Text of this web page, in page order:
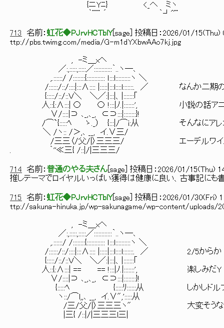
{ニYﾆ} <_へ ミヽ
｀¨¨ ´ ｀┘^¨
713 名前： 虹花◆PJrvHCTblY[ sage ] 投稿日： 2026/01/15(Thu)
ttp://pbs.twimg.com/media/G-m1dYXbwAAo7kj.jpg
, -ミ＿xヘ
／:,:::::,:::::／::::::::::::｀..ヽ―､
,.::::::/ /::::::::{:::::::::::: ｌ:::l::::::::::ヽ ＼
/::::::/::/::::|:::∧:::: |:::::|:::l::::l:::::::. ／ なんか二期の
{:::::/::/::Ｖ＼ ＼／:|:::|、|:::::::｢
人::{:∧:::| 〇 〇 !:::|ﾉ.|:::::::', 小説の話アニメで
∨/::::|⊃ ､_,､_, ⊂⊃:::|::::::::}!
/⌒`{:::::ﾍ ゝ._） {:::|/⌒i:从 そんなにアレコレ
＼ /ヽ:: /＞,､ __, イ.∨三/
/三三〈/父/|〉三三三/ エーデルワイスの制
. ｀''≪三{ /::|/|三三三/
714 名前： 普通のやる夫さん sage ] 投稿日： 2026/01/15(Thu)
推しテーマでロイヤルいっぱい獲得は健康に良い、古事記にも
715 名前： 虹花◆PJrvHCTblY[ sage ] 投稿日： 2026/01/30(Fri)
ttp://sakuna-hinuka.jp/wp-sakunagame/wp-content/uploads/
, -ミ＿xヘ
／:,:::::,:::::／::::::::::::｀..ヽ―､
,.::::::/ /::::::::{:::::::::::: ｌ:::l::::::::::ヽ ＼
/::::::/::/::::|:::∧:::: |:::::|:::l::::l:::::::. ／ 2/5からか
{:::::/::/::Ｖ＼ ＼／:|:::|、|:::::::｢
人::{:∧:::| == == !:::|ﾉ.|:::::::', 楽しみだY
∨/::::|⊃ ､_,､_, ⊂⊃:::|::::::::}!
{:::::ﾍ {:::::ﾘ::::::从 しかしドルフロ2カオ
ヽ::/⌒l,,､ __, イ.∨",':::::从
/三/父/|〉三三三ヽ" 大変そうな気
|三{ /::|/|三三三l三|